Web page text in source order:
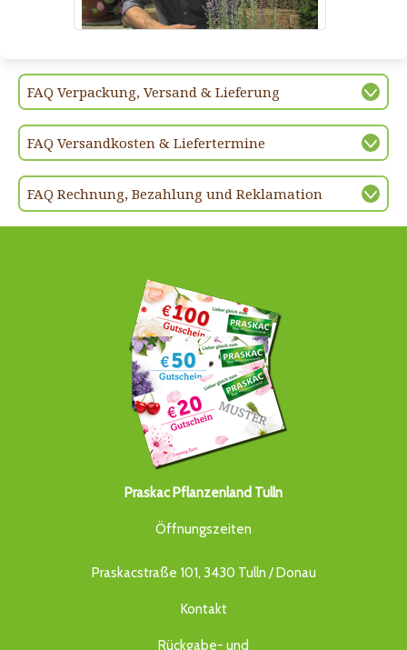
FAQ Verpackung, Versand & Lieferung
FAQ Versandkosten & Liefertermine
FAQ Rechnung, Bezahlung und Reklamation
Praskac Pflanzenland Tulln
Öffnungszeiten
Praskacstraße 101, 3430 Tulln / Donau
Kontakt
Rückgabe- und